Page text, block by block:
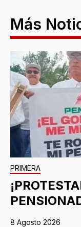
Más
PRIMERA
8 Agosto 2026